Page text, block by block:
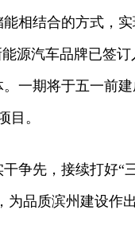
相结合的方式，实
源汽车品牌已签订
一期将于五一前
目。
争先，接续打好“
为品质滨州建设作